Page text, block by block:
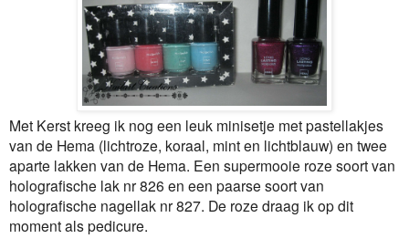
Met Kerst kreeg ik nog een leuk minisetje met pastellakjes
van de Hema (lichtroze, koraal, mint en lichtblauw) en twee
aparte lakken van de Hema. Een supermooie roze soort van
holografische lak nr 826 en een paarse soort van
holografische nagellak nr 827. De roze draag ik op dit
moment als pedicure.